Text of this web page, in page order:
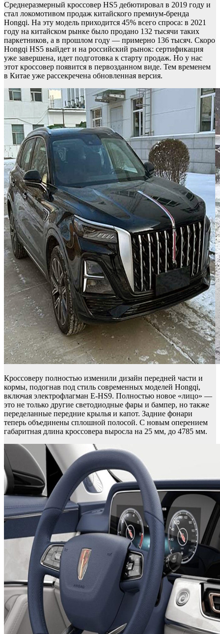
Среднеразмерный кроссовер HS5 дебютировал в 2019 году и
стал локомотивом продаж китайского премиум-бренда
Hongqi. На эту модель приходится 45% всего спроса: в 2021
году на китайском рынке было продано 132 тысячи таких
паркетников, а в прошлом году — примерно 136 тысяч. Скоро
Hongqi HS5 выйдет и на российский рынок: сертификация
уже завершена, идет подготовка к старту продаж. Но у нас
этот кроссовер появится в первозданном виде. Тем временем
в Китае уже рассекречена обновленная версия.
Кроссоверу полностью изменили дизайн передней части и
кормы, подогнав под стиль современных моделей Hongqi,
включая электрофлагман E-HS9. Полностью новое «лицо» —
это не только другие светодиодные фары и бампер, но также
переделанные передние крылья и капот. Задние фонари
теперь объединены сплошной полосой. С новым оперением
габаритная длина кроссовера выросла на 25 мм, до 4785 мм.